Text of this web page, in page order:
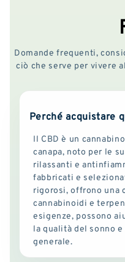
Domande frequenti,
ciò che serve per vivere
Perché acquistare
Il CBD è un
canapa, noto per le
rilassanti e
fabbricati e
rigorosi, offrono una
cannabinoidi e
esigenze, possono
la qualità del sonno
generale.